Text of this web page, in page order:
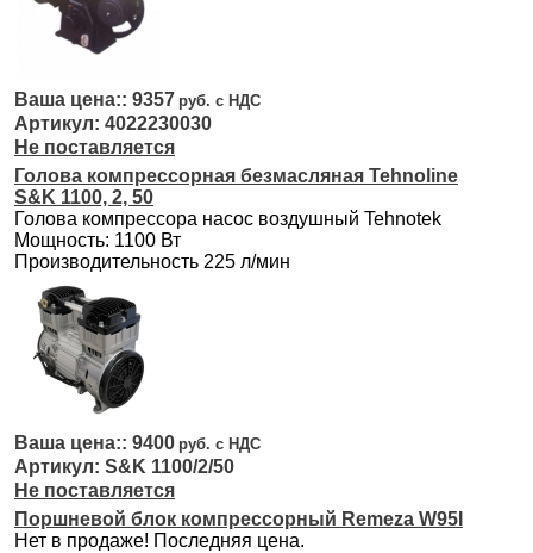
9357
4022230030
Не поставляется
Голова компрессорная безмасляная Tehnoline
S&K 1100, 2, 50
Голова компрессора насос воздушный Tehnotek
Мощность: 1100 Вт
Производительность 225 л/мин
9400
S&K 1100/2/50
Не поставляется
Поршневой блок компрессорный Remeza W95I
Нет в продаже! Последняя цена.